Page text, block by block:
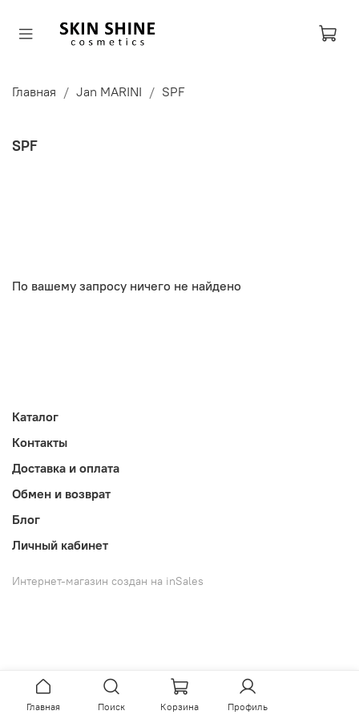
Главная Jan MARINI SPF
SPF
По вашему запросу ничего не найдено
Каталог
Контакты
Доставка и оплата
Обмен и возврат
Блог
Личный кабинет
Интернет-магазин создан на inSales
Главная Поиск Корзина Профиль